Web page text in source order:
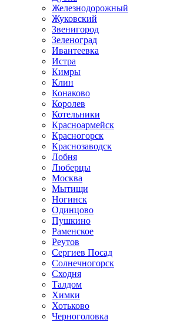
Железнодорожный
Жуковский
Звенигород
Зеленоград
Ивантеевка
Истра
Кимры
Клин
Конаково
Королев
Котельники
Красноармейск
Красногорск
Краснозаводск
Лобня
Люберцы
Москва
Мытищи
Ногинск
Одинцово
Пушкино
Раменское
Реутов
Сергиев Посад
Солнечногорск
Сходня
Талдом
Химки
Хотьково
Черноголовка